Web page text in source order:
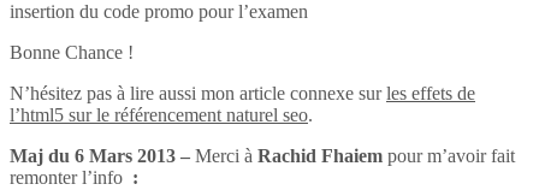
insertion du code promo pour l’examen
Bonne Chance !
N’hésitez pas à lire aussi mon article connexe surles effets de
l’html5 sur le référencement naturel seo.
Maj du 6 Mars 2013 – Merci à Rachid Fhaiem pour m’avoir fait
remonter l’info :